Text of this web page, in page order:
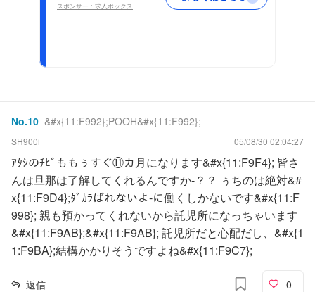
スポンサー：求人ボックス
No.10 &#x{11:F992};POOH&#x{11:F992};
SH900i 05/08/30 02:04:27
ｱﾀｼのﾁﾋﾞももぅすぐ⑪カ月になります&#x{11:F9F4}; 皆さ
んは旦那は了解してくれるんですか-？？ ぅちのは絶対&#
x{11:F9D4};ﾀﾞｶﾗばれないよ-に働くしかないです&#x{11:F
998}; 親も預かってくれないから託児所になっちゃいます
&#x{11:F9AB};&#x{11:F9AB}; 託児所だと心配だし、&#x{1
1:F9BA};結構かかりそうですよね&#x{11:F9C7};
返信 0